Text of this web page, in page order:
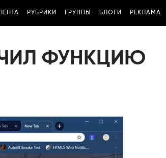
РУБРИКИ ГРУППЫ БЛОГИ РЕКЛАМА
ФУНКЦИЮ